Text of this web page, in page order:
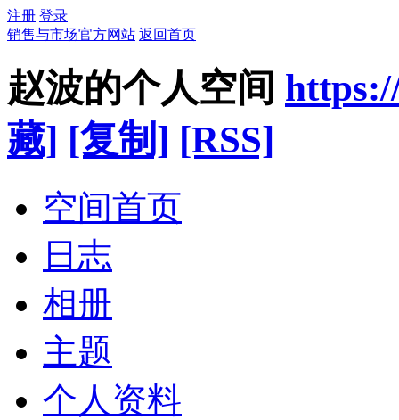
注册 登录
销售与市场官方网站 返回首页
赵波的个人空间
藏] [复制] [RSS]
空间首页
日志
相册
主题
个人资料